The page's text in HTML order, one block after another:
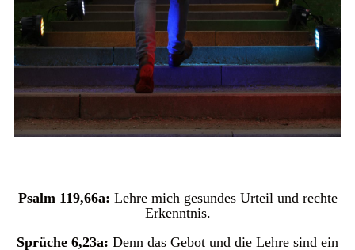
Psalm 119,66a: Lehre mich gesundes Urteil und rechte
Erkenntnis.
Sprüche 6,23a: Denn das Gebot und die Lehre sind ein